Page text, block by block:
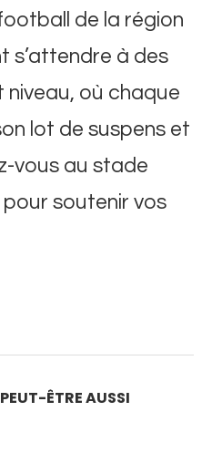
de la région
s’attendre à des
où chaque
lot de suspens et
vous au stade
soutenir vos
ÊTRE AUSSI